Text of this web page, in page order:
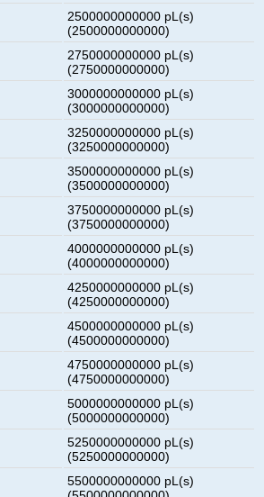
2500000000000 pL(s)
(2500000000000)
2750000000000 pL(s)
(2750000000000)
3000000000000 pL(s)
(3000000000000)
3250000000000 pL(s)
(3250000000000)
3500000000000 pL(s)
(3500000000000)
3750000000000 pL(s)
(3750000000000)
4000000000000 pL(s)
(4000000000000)
4250000000000 pL(s)
(4250000000000)
4500000000000 pL(s)
(4500000000000)
4750000000000 pL(s)
(4750000000000)
5000000000000 pL(s)
(5000000000000)
5250000000000 pL(s)
(5250000000000)
5500000000000 pL(s)